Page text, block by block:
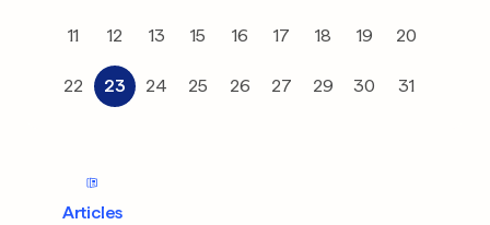
11 12 13 15 16 17 18 19 20
22 23 24 25 26 27 29 30 31
Articles